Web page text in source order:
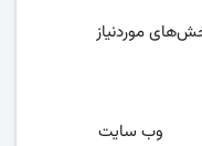
موردنیاز
وب‌ سایت